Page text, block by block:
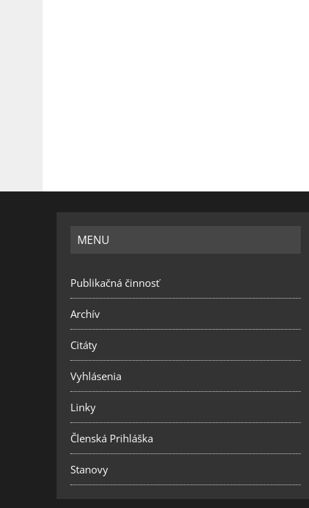
MENU
Publikačná činnosť
Archív
Citáty
Vyhlásenia
Linky
Členská Prihláška
Stanovy